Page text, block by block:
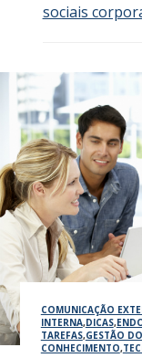
sociais
COMUNICAÇÃO
INTERNA,DICAS,
TAREFAS,GESTÃO DO
CONHECIMENTO,